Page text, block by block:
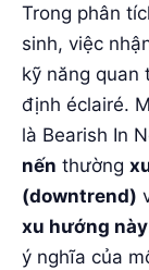
Trong phân
sinh, việc
kỹ năng quan
định éclairé.
là Bearish In
nến thường
(downtrend)
xu hướng này
ý nghĩa của